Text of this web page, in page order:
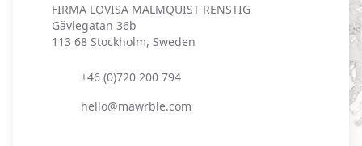
Postal address
FIRMA LOVISA MALMQUIST RENSTIG
Gävlegatan 36b
113 68 Stockholm, Sweden
Phone number
+46 (0)720 200 794
hello@mawrble.com